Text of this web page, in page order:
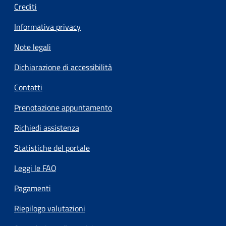
Crediti
Informativa privacy
Note legali
Dichiarazione di accessibilità
Contatti
Prenotazione appuntamento
Richiedi assistenza
Statistiche del portale
Leggi le FAQ
Pagamenti
Riepilogo valutazioni